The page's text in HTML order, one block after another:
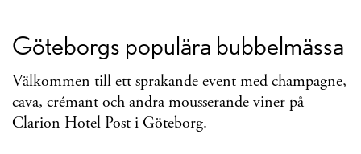
Göteborgs populära bubbelmässa
Välkommen till ett sprakande event med champagne,
cava, crémant och andra mousserande viner på
Clarion Hotel Post i Göteborg.